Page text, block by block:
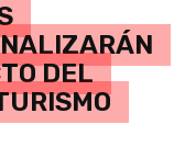
DEL